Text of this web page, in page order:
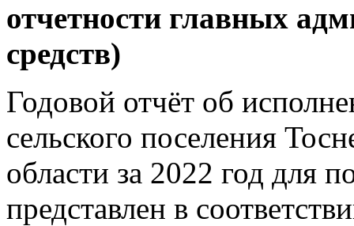
отчетности главных
средств)
Годовой отчёт об
сельского поселения
области за 2022 год для
представлен в